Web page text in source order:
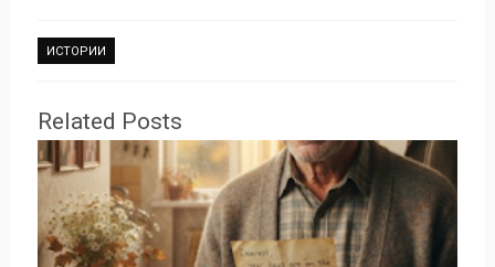
ИСТОРИИ
Related Posts